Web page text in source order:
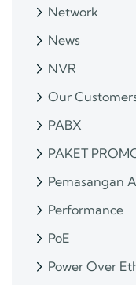
Network
News
NVR
Our
PABX
PAKET
Pemasangan
Performance
PoE
Power Over